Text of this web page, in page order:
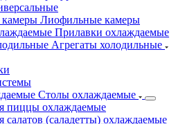
Лиофильные камеры
Прилавки охлаждаемые
Агрегаты холодильные
Столы охлаждаемые
пиццы охлаждаемые
салатов (саладетты) охлаждаемые